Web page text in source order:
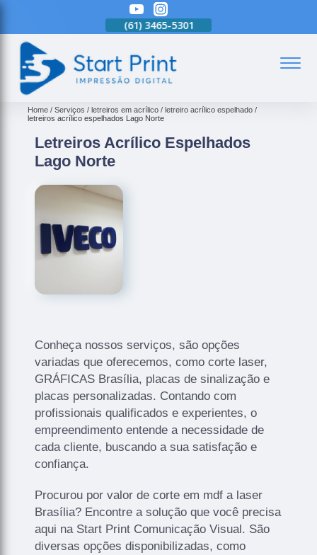
(61) 3465-5301
Home Serviços letreiros em acrílico
letreiro acrílico espelhado
letreiros acrílico espelhados Lago Norte
Letreiros Acrílico Espelhados
Lago Norte
Conheça nossos serviços, são opções
variadas que oferecemos, como corte laser,
GRÁFICAS Brasília, placas de sinalização e
placas personalizadas. Contando com
profissionais qualificados e experientes, o
empreendimento entende a necessidade de
cada cliente, buscando a sua satisfação e
confiança.
Procurou por valor de corte em mdf a laser
Brasília? Encontre a solução que você precisa
aqui na Start Print Comunicação Visual. São
diversas opções disponibilizadas, como